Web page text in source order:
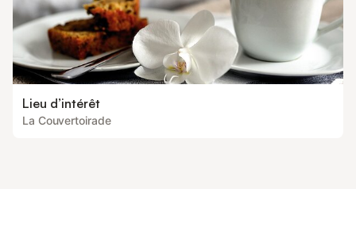
Lieu d’intérêt
La Couvertoirade